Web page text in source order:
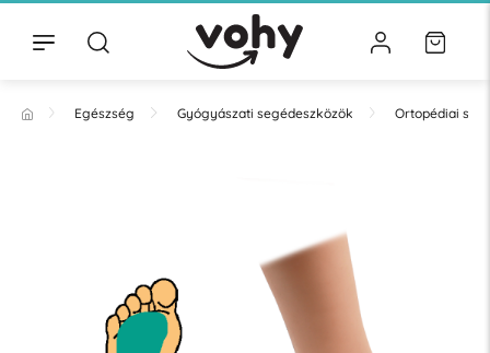
Egészség Gyógyászati segédeszközök Ortopédiai